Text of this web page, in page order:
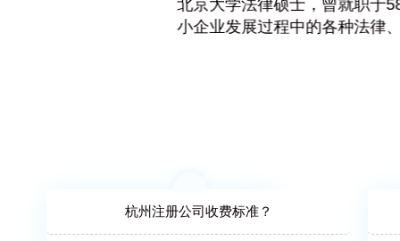
北京大学法律硕士，曾就职于58同城，负责
小企业发展过程中的各种法律、政务服务需求
杭州注册公司收费标准？